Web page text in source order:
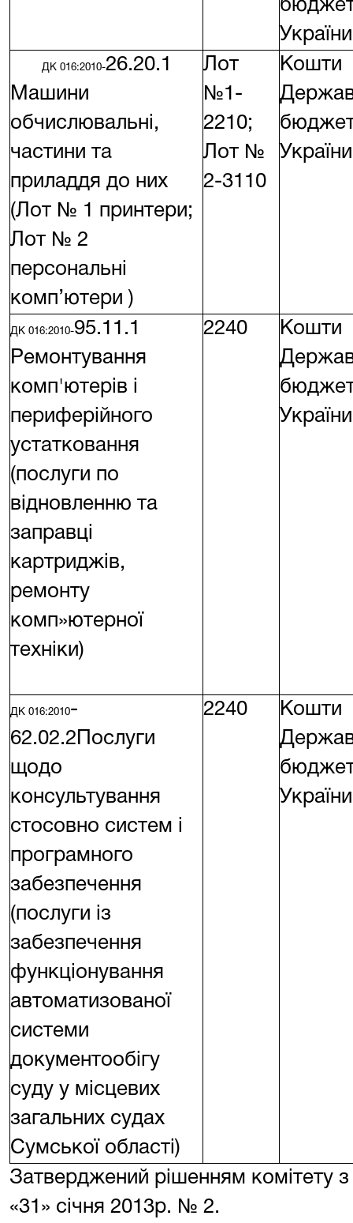
України
ДК 016:2010-26.20.1
Машини
обчислювальні,
частини та
приладдя до них
(Лот № 1 принтери;
Лот № 2
персональні
комп’ютери )
Лот
№1-
2210;
Лот №
2-3110
Кошти
України
ДК 016:2010-95.11.1
Ремонтування
комп'ютерів і
периферійного
устатковання
(послуги по
відновленню та
заправці
картриджів,
ремонту
комп»ютерної
техніки)
2240
Кошти
України
ДК 016:2010-
62.02.2Послуги
щодо
консультування
стосовно систем і
програмного
забезпечення
(послуги із
забезпечення
функціонування
автоматизованої
системи
документообігу
суду у місцевих
загальних судах
Сумської області)
2240
Кошти
України
Затверджений рішенням комітету з
«31» січня 2013р. № 2.